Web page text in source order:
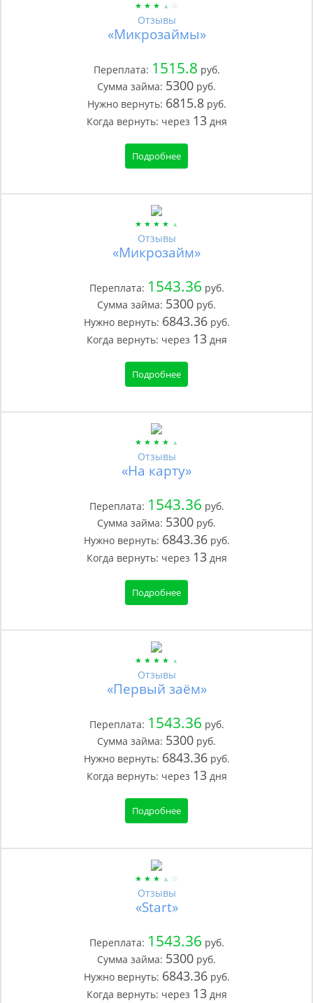
Отзывы
«Микрозаймы»
Переплата: 1515.8 руб.
Сумма займа: 5300 руб.
Нужно вернуть: 6815.8руб.
Когда вернуть: через 13дня
Подробнее
Отзывы
«Микрозайм»
Переплата: 1543.36 руб.
Сумма займа: 5300 руб.
Нужно вернуть: 6843.36руб.
Когда вернуть: через 13дня
Подробнее
Отзывы
«На карту»
Переплата: 1543.36 руб.
Сумма займа: 5300 руб.
Нужно вернуть: 6843.36руб.
Когда вернуть: через 13дня
Подробнее
Отзывы
«Первый заём»
Переплата: 1543.36 руб.
Сумма займа: 5300 руб.
Нужно вернуть: 6843.36руб.
Когда вернуть: через 13дня
Подробнее
Отзывы
«Start»
Переплата: 1543.36 руб.
Сумма займа: 5300 руб.
Нужно вернуть: 6843.36руб.
Когда вернуть: через 13дня